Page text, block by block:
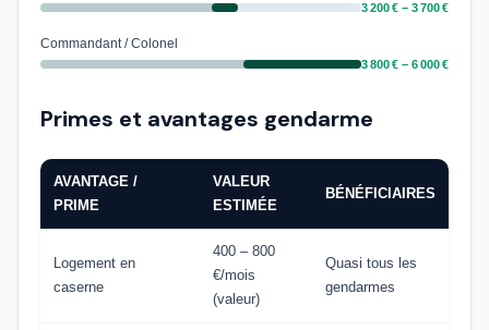
3 200 € – 3 700 €
Commandant / Colonel
3 800 € – 6 000 €
Primes et avantages gendarme
AVANTAGE /
PRIME
VALEUR
ESTIMÉE
BÉNÉFICIAIRES
Logement en
caserne
400 – 800
€/mois
(valeur)
Quasi tous les
gendarmes